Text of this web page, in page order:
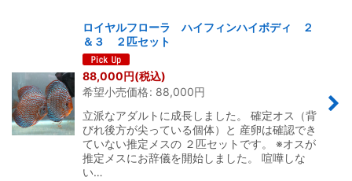
絞り込む
ロイヤルフローラ ハイフィンハイボディ ２
＆３ ２匹セット
88,000円(税込)
希望小売価格: 88,000円
立派なアダルトに成長しました。 確定オス（背
びれ後方が尖っている個体）と 産卵は確認でき
ていない推定メスの ２匹セットです。 ※オスが
推定メスにお辞儀を開始しました。 喧嘩しな
い…